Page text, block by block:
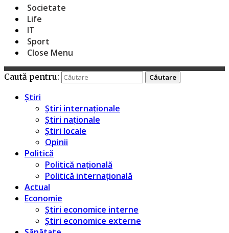
Societate
Life
IT
Sport
Close Menu
Caută pentru:
Știri
Știri internaționale
Știri naționale
Știri locale
Opinii
Politică
Politică națională
Politică internațională
Actual
Economie
Știri economice interne
Știri economice externe